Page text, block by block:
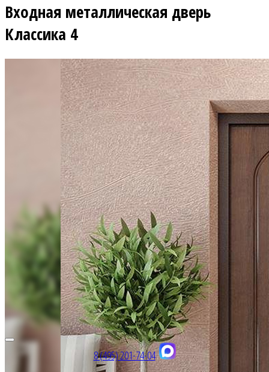
Входная металлическая дверь
Классика 4
8 (495) 201-74-04